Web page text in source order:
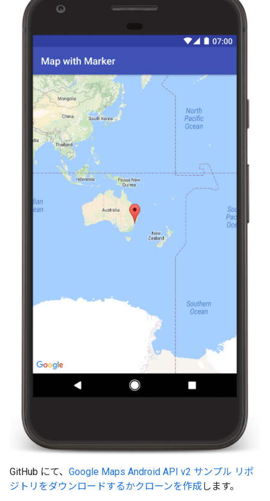
GitHub にて、 Google Maps Android API v2 サンプル リポ
ジトリをダウンロードするかクローンを作成します。